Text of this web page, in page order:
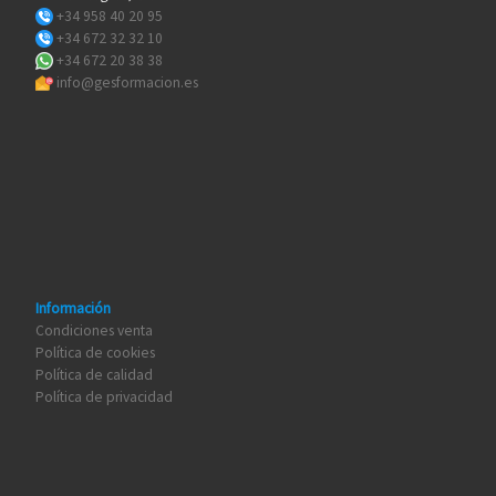
+34 958 40 20 95
+34 672 32 32 10
+34 672 20 38 38
info@gesformacion.es
Información
Condiciones venta
Política de cookies
Política de calidad
Política de privacidad